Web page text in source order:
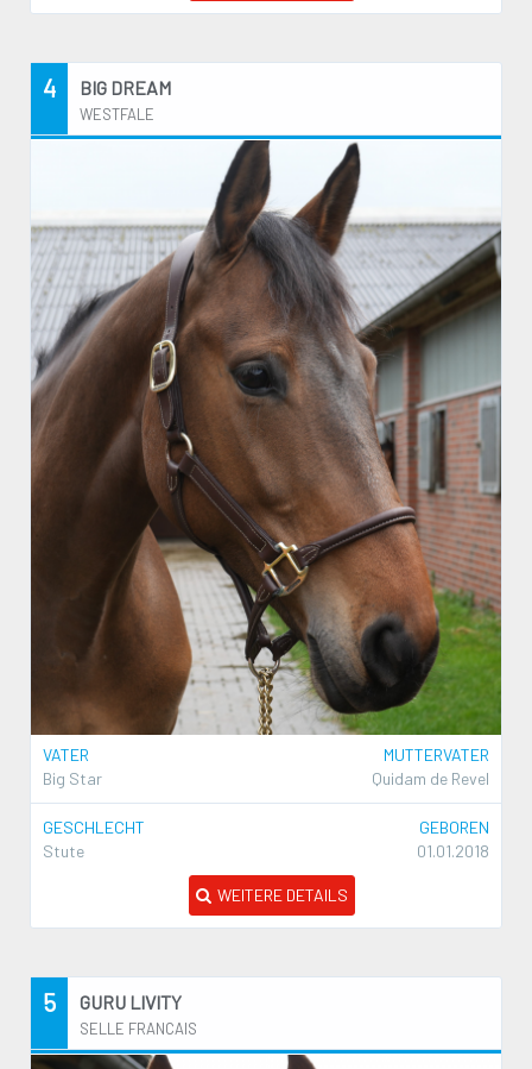
4 BIG DREAM
WESTFALE
VATER
Big Star
MUTTERVATER
Quidam de Revel
GESCHLECHT
Stute
GEBOREN
01.01.2018
WEITERE DETAILS
5 GURU LIVITY
SELLE FRANCAIS